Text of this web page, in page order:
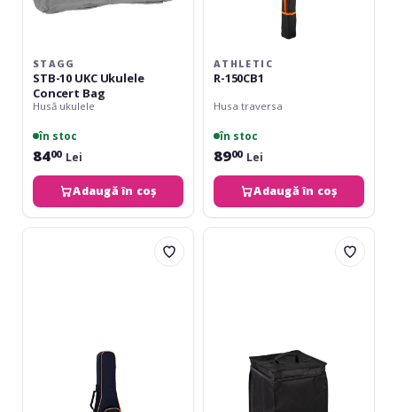
STAGG
STB-10 UKC Ukulele
Concert Bag
Husă ukulele
în stoc
8400 Lei
Adaugă în coș
ATHLETIC
R-150CB1
Husa traversa
în stoc
8900 Lei
Adaugă în coș
Ortega
Black/Orange
Meinl